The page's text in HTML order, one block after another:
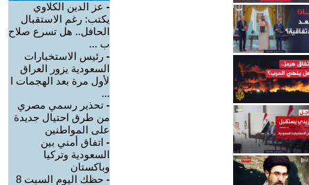
- عز الدين الكلاوي
يكتب: رغم الاستقبال
الحافل.. هل تسرع صلاح
ب ...
- رئيس الاستخبارات
السعودية يزور العراق
لأول مرة بعد الهجمات ا
...
- تحذير رسمي مصري
من طرق احتيال جديدة
على المواطنين
- اتفاق أمني بين
السعودية وتركيا
وباكستان
-
حظك اليوم السبت 8